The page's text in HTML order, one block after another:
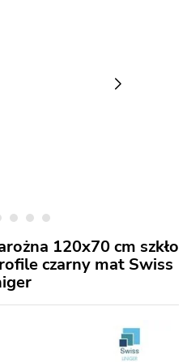
120x70 cm szkło
czarny mat Swiss